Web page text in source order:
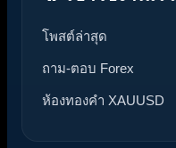
โพสต์ล่าสุด
ถาม-ตอบ Forex
ห้องทองคำ XAUUSD